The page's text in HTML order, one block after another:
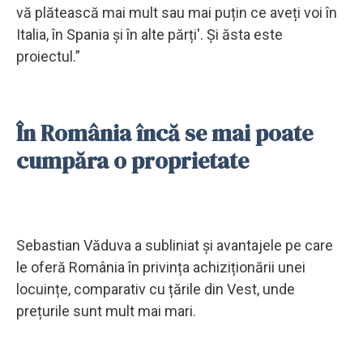
vă plătească mai mult sau mai puțin ce aveți voi în
Italia, în Spania și în alte părți'. Și ăsta este
proiectul.”
În România încă se mai poate
cumpăra o proprietate
Sebastian Văduva a subliniat și avantajele pe care
le oferă România în privința achiziționării unei
locuințe, comparativ cu țările din Vest, unde
prețurile sunt mult mai mari.